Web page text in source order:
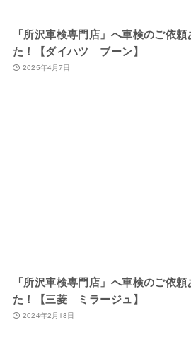
「所沢車検専門店」へ車検のご依
た！【ダイハツ ブーン】
2025年4月7日
「所沢車検専門店」へ車検のご依
た！【三菱 ミラージュ】
2024年2月18日